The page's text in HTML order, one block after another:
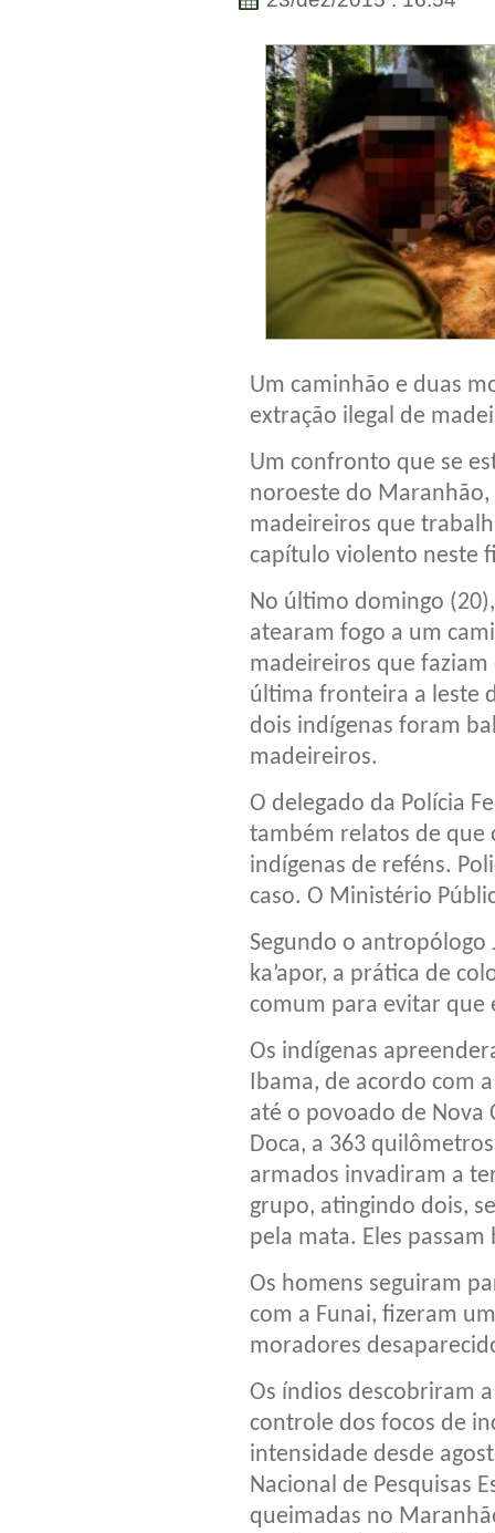
Um caminhão e duas
extração ilegal de
Um confronto que se
noroeste do Maranhão,
madeireiros que
capítulo violento neste
No último domingo
atearam fogo a um
madeireiros que
última fronteira a leste
dois indígenas foram
madeireiros.
O delegado da Polícia
também relatos de que
indígenas de reféns.
caso. O Ministério
Segundo o antropólogo
ka’apor, a prática de
comum para evitar que
Os indígenas
Ibama, de acordo com
até o povoado de Nova
Doca, a 363
armados invadiram a
grupo, atingindo dois,
pela mata. Eles passam
Os homens seguiram
com a Funai, fizeram
moradores
Os índios descobriram
controle dos focos de
intensidade desde
Nacional de Pesquisas
queimadas no